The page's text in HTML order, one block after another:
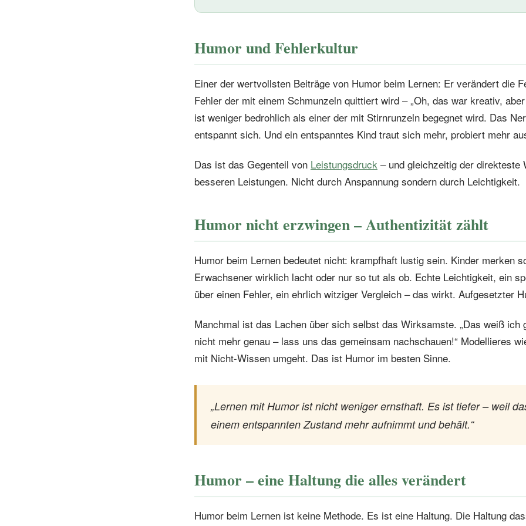
Humor und Fehlerkultur
Einer der wertvollsten Beiträge von Humor beim Lernen: Er verändert die
Fehler der mit einem Schmunzeln quittiert wird – „Oh, das war kreativ,
ist weniger bedrohlich als einer der mit Stirnrunzeln begegnet wird. Das
entspannt sich. Und ein entspanntes Kind traut sich mehr, probiert mehr
Das ist das Gegenteil von Leistungsdruck – und gleichzeitig der direkteste
besseren Leistungen. Nicht durch Anspannung sondern durch Leichtigkeit.
Humor nicht erzwingen – Authentizität zählt
Humor beim Lernen bedeutet nicht: krampfhaft lustig sein. Kinder merken
Erwachsener wirklich lacht oder nur so tut als ob. Echte Leichtigkeit, ein
über einen Fehler, ein ehrlich witziger Vergleich – das wirkt. Aufgesetzter
Manchmal ist das Lachen über sich selbst das Wirksamste. „Das weiß ich
nicht mehr genau – lass uns das gemeinsam nachschauen!“ Modellieres
mit Nicht-Wissen umgeht. Das ist Humor im besten Sinne.
„Lernen mit Humor ist nicht weniger ernsthaft. Es ist tiefer – weil
einem entspannten Zustand mehr aufnimmt und behält.“
Humor – eine Haltung die alles verändert
Humor beim Lernen ist keine Methode. Es ist eine Haltung. Die Haltung